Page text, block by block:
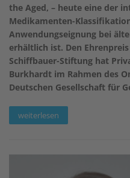
the Aged, – heute eine der
Medikamenten-
Anwendungseignung bei
erhältlich ist. Den
Schiffbauer-Stiftung hat
Burkhardt im Rahmen des
Deutschen Gesellschaft für
weiterlesen